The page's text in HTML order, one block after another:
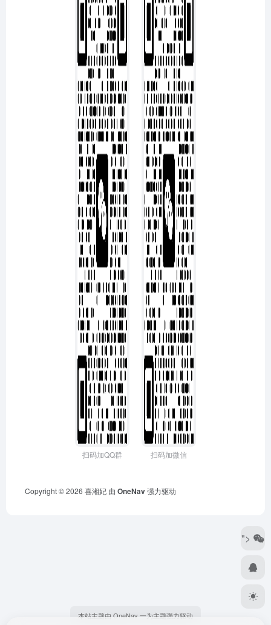
扫码加QQ群 扫码加微信
Copyright © 2026 喜湘妃 由 OneNav强力驱动
">
本站主题由 OneNav 一为主题强力驱动